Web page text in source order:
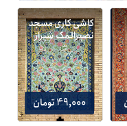
کاشی کاری مسجد
نصیرالمک شیراز
49,000 تومان